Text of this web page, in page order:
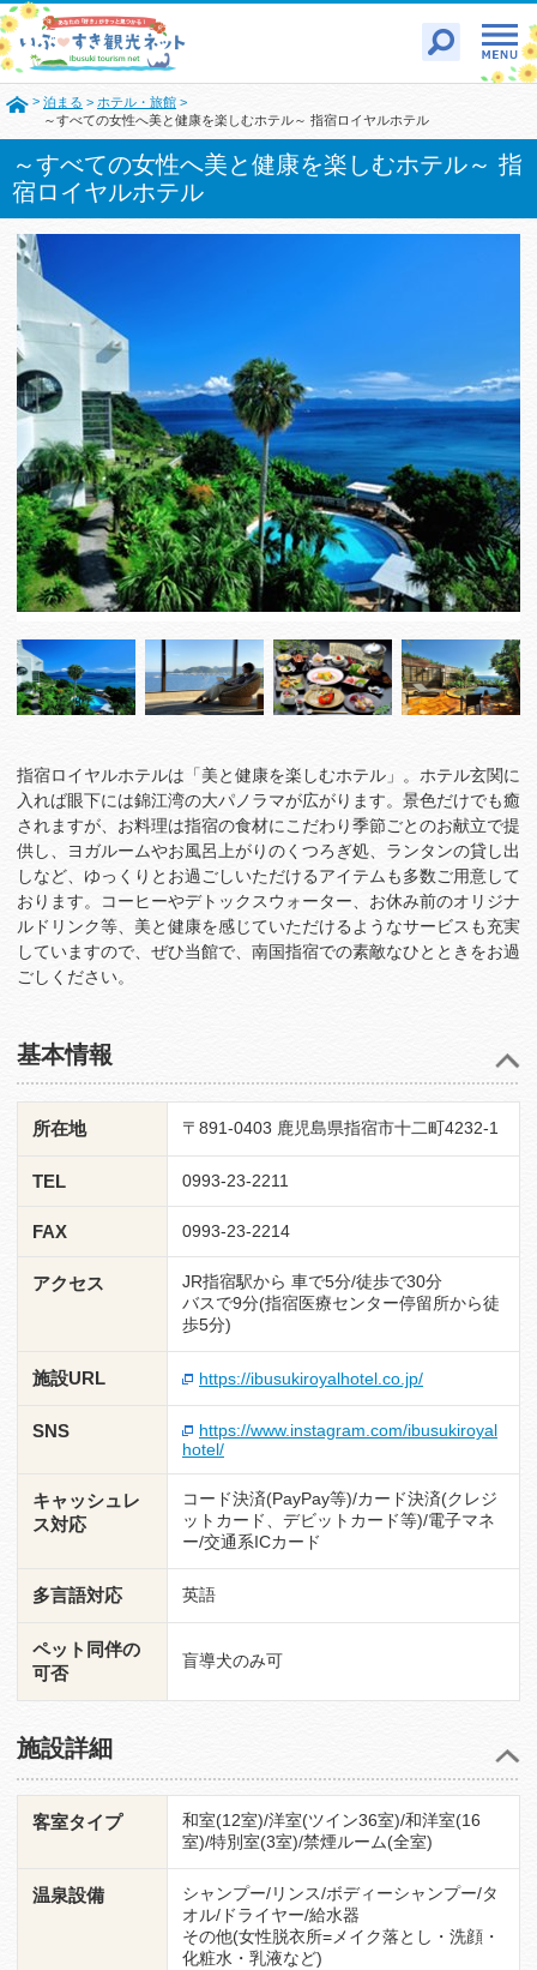
> 泊まる > ホテル・旅館 >
～すべての女性へ美と健康を楽しむホテル～ 指宿ロイヤルホテル
～すべての女性へ美と健康を楽しむホテル～ 指
宿ロイヤルホテル
指宿ロイヤルホテルは「美と健康を楽しむホテル」。ホテル玄関に
入れば眼下には錦江湾の大パノラマが広がります。景色だけでも癒
されますが、お料理は指宿の食材にこだわり季節ごとのお献立で提
供し、ヨガルームやお風呂上がりのくつろぎ処、ランタンの貸し出
しなど、ゆっくりとお過ごしいただけるアイテムも多数ご用意して
おります。コーヒーやデトックスウォーター、お休み前のオリジナ
ルドリンク等、美と健康を感じていただけるようなサービスも充実
していますので、ぜひ当館で、南国指宿での素敵なひとときをお過
ごしください。
基本情報
所在地 〒891-0403 鹿児島県指宿市十二町4232-1
TEL 0993-23-2211
FAX 0993-23-2214
アクセス
JR指宿駅から 車で5分/徒歩で30分
バスで9分(指宿医療センター停留所から徒
歩5分)
施設URL https://ibusukiroyalhotel.co.jp/
SNS
https://www.instagram.com/ibusukiroyal
hotel/
キャッシュレ
ス対応
コード決済(PayPay等)/カード決済(クレジ
ットカード、デビットカード等)/電子マネ
ー/交通系ICカード
多言語対応 英語
ペット同伴の
可否
盲導犬のみ可
施設詳細
客室タイプ
和室(12室)/洋室(ツイン36室)/和洋室(16
室)/特別室(3室)/禁煙ルーム(全室)
温泉設備
シャンプー/リンス/ボディーシャンプー/タ
オル/ドライヤー/給水器
その他(女性脱衣所=メイク落とし・洗顔・
化粧水・乳液など)